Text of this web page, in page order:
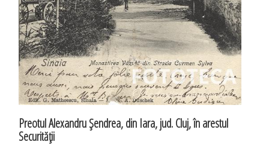
Preotul Alexandru Şendrea, din Iara, jud. Cluj, în arestul
Securităţii